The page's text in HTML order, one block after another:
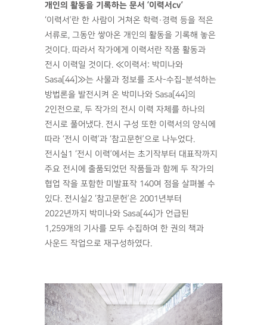
개인의 활동을 기록하는 문서 ‘이력서cv’
‘이력서’란 한 사람이 거쳐온 학력·경력 등을 적은
서류로, 그동안 쌓아온 개인의 활동을 기록해 놓은
것이다. 따라서 작가에게 이력서란 작품 활동과
전시 이력일 것이다. ≪이력서: 박미나와
Sasa[44]≫는 사물과 정보를 조사-수집-분석하는
방법론을 발전시켜 온 박미나와 Sasa[44]의
2인전으로, 두 작가의 전시 이력 자체를 하나의
전시로 풀어냈다. 전시 구성 또한 이력서의 양식에
따라 ‘전시 이력’과 ‘참고문헌’으로 나누었다.
전시실1 ‘전시 이력’에서는 초기작부터 대표작까지
주요 전시에 출품되었던 작품들과 함께 두 작가의
협업 작을 포함한 미발표작 140여 점을 살펴볼 수
있다. 전시실2 ‘참고문헌’은 2001년부터
2022년까지 박미나와 Sasa[44]가 언급된
1,259개의 기사를 모두 수집하여 한 권의 책과
사운드 작업으로 재구성하였다.